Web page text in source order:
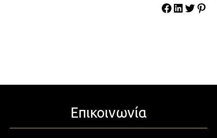
Επικοινωνία